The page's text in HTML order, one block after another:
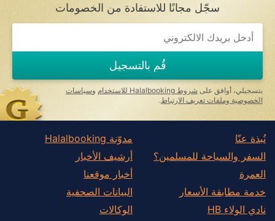
سجّل مجانًا للاستفادة من الخصومات
If
you
ignore
this
field
قُم بالتسجيل
بتسجيلي، أوافق على شروط Halalbooking للاستخدام وسياسات
الخصوصية وملفات تعريف الارتباط .
نُبذة عنّا
السفر والسياحة للمسلمين؟
العمرة
خدمة مطابقة الأسعار
نادي الولاء HB
مدوّنة Halalbooking
أرشيف الأخبار
أخبار موقعنا
البيانات الصحفية
الوكالات